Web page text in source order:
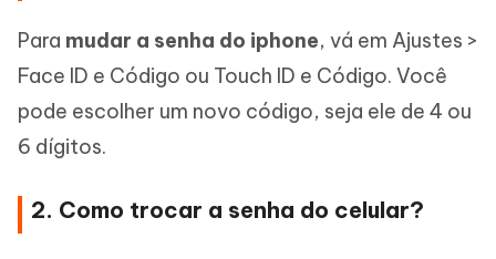
Para mudar a senha do iphone, vá em Ajustes >
Face ID e Código ou Touch ID e Código. Você
pode escolher um novo código, seja ele de 4 ou
6 dígitos.
2. Como trocar a senha do celular?